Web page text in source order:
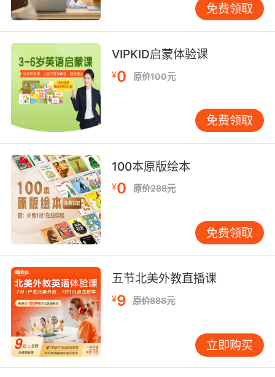
@启发童书馆
在巴黎的闹市区，有一栋公寓里住着一只非常聪
明的鹦鹉，他的名字叫作哈罗德。哈罗德拥有非
凡的语言天赋，任何声音，只要他听过一次，就
能分毫不差地模仿出来。可是有一件事让他觉得
伤脑筋。他不喜欢老是不停地重复那些已经听
过、叫过好几百遍的声音。一天早上，哈罗德趁
着主人还在睡梦中，飞出了窗外！
听到外面世界的声音，哈罗德几乎不敢相信自己
的耳朵！天哪……
编辑推荐：
长模仿声音的鹦鹉哈罗德，对你“哇哇”直叫唤！
跟着它扑扑抖动的翅膀，活力满满地寻找自我、
发现自我、接受自我吧！
★哔哔哔、叭叭叭、叮叮叮、嗡嗡嗡、轰轰
轰……读着读着就会自行脑补各种奇怪的声音并认
真地读出来！
免费领取
VIPKID启蒙体验课
¥0 原价100元
免费领取
100本原版绘本
¥0 原价288元
免费领取
五节北美外教直播课
¥9 原价888元
立即购买